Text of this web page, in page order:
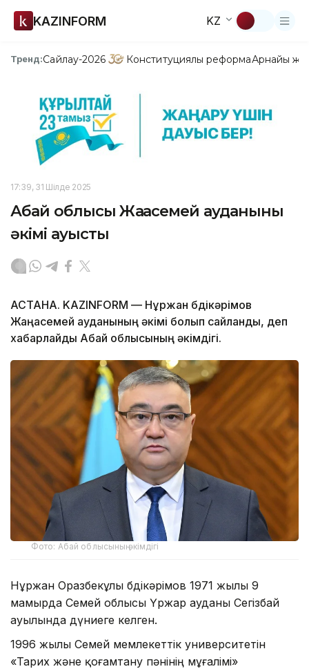
KAZINFORM KZ
Тренд:Сайлау-2026 Конституциялық реформаАрнайы
17:39, 31 Шілде 2025
Абай облысы Жаңасемей ауданының
әкімі ауысты
АСТАНА. KAZINFORM — Нұржан Әбдікәрімов
Жаңасемей ауданының әкімі болып сайланды, деп
хабарлайды Абай облысының әкімдігі.
Фото: Абай облысының әкімдігі
Нұржан Оразбекұлы Әбдікәрімов 1971 жылы 9
мамырда Семей облысы Үржар ауданы Сегізбай
ауылында дүниеге келген.
1996 жылы Семей мемлекеттік университетін
«Тарих және қоғамтану пәнінің мұғалімі»